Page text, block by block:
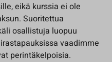
eikä kurssia ei ole
Suoritettua
osallistuja luopuu
vaadimme
perintäkelpoisia.